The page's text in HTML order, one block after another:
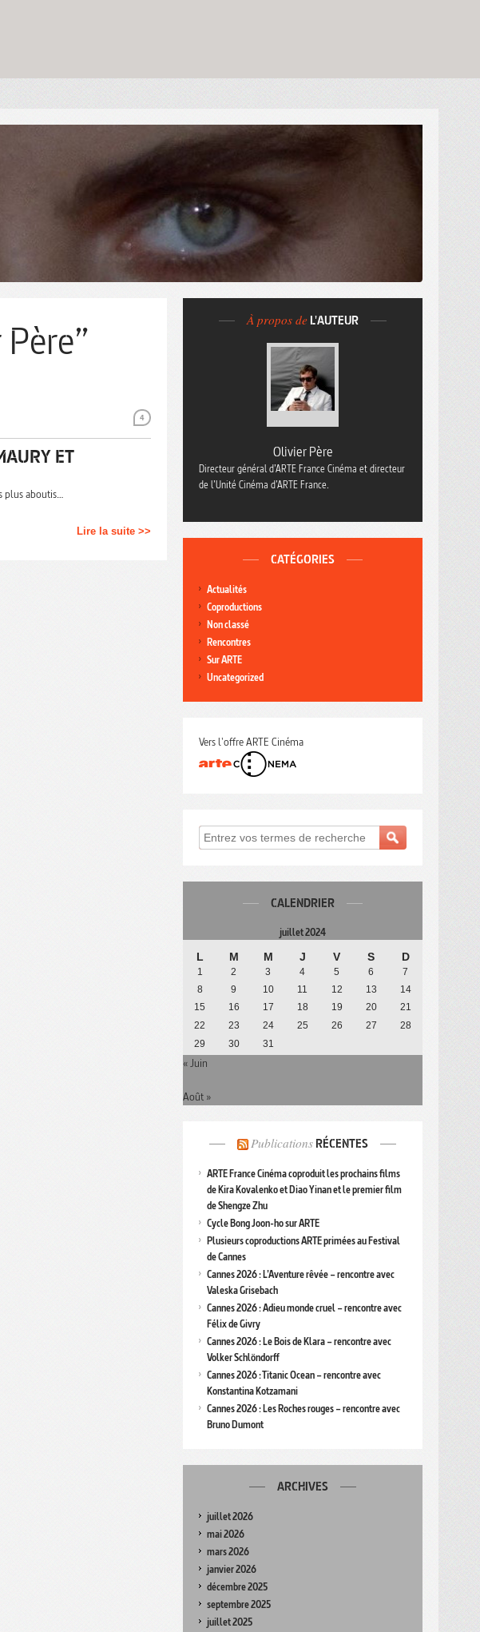
4
ET
plus aboutis…
Lire la suite >>
À propos de L'AUTEUR
Olivier Père
Directeur général d’ARTE France Cinéma et directeur
de l’Unité Cinéma d’ARTE France.
CATÉGORIES
Actualités
Coproductions
Non classé
Rencontres
Sur ARTE
Uncategorized
Vers l'offre ARTE Cinéma
CALENDRIER
juillet 2024
L M M J V S D
1 2 3 4 5 6
7
8
9 10 11 12 13
14
15
16 17 18 19 20
21
22
23 24 25 26 27
28
29
30 31
« Juin
Août »
Publications RÉCENTES
ARTE France Cinéma coproduit les prochains films
de Kira Kovalenko et Diao Yinan et le premier film
de Shengze Zhu
Cycle Bong Joon-ho sur ARTE
Plusieurs coproductions ARTE primées au Festival
de Cannes
Cannes 2026 : L’Aventure rêvée – rencontre avec
Valeska Grisebach
Cannes 2026 : Adieu monde cruel – rencontre avec
Félix de Givry
Cannes 2026 : Le Bois de Klara – rencontre avec
Volker Schlöndorff
Cannes 2026 : Titanic Ocean – rencontre avec
Konstantina Kotzamani
Cannes 2026 : Les Roches rouges – rencontre avec
Bruno Dumont
ARCHIVES
juillet 2026
mai 2026
mars 2026
janvier 2026
décembre 2025
septembre 2025
juillet 2025